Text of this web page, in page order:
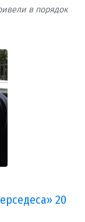
в порядок
20